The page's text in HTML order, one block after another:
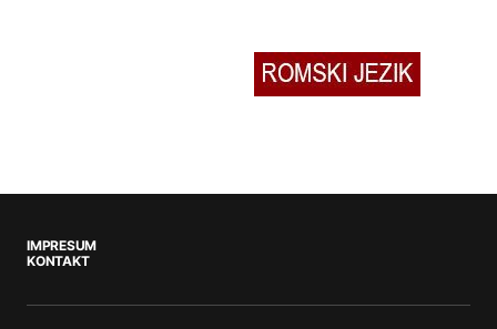
IMPRESUM
KONTAKT